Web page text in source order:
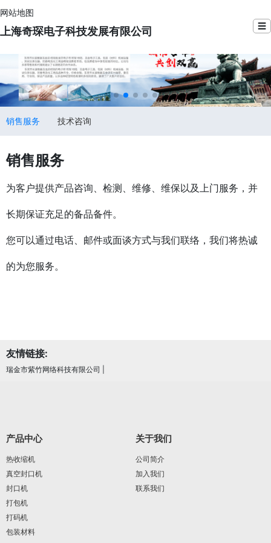
网站地图
上海奇琛电子科技发展有限公司 ☰
销售服务 技术咨询
销售服务
为客户提供产品咨询、检测、维修、维保以及上门服务，并
长期保证充足的备品备件。
您可以通过电话、邮件或面谈方式与我们联络，我们将热诚
的为您服务。
友情链接:
瑞金市紫竹网络科技有限公司
产品中心
热收缩机
真空封口机
封口机
打包机
打码机
包装材料
关于我们
公司简介
加入我们
联系我们